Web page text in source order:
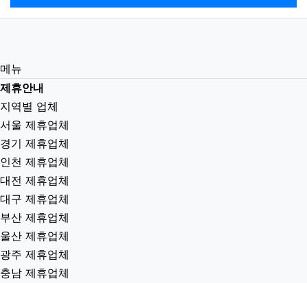
메뉴
제휴안내
지역별 업체
서울 제휴업체
경기 제휴업체
인천 제휴업체
대전 제휴업체
대구 제휴업체
부산 제휴업체
울산 제휴업체
광주 제휴업체
충남 제휴업체